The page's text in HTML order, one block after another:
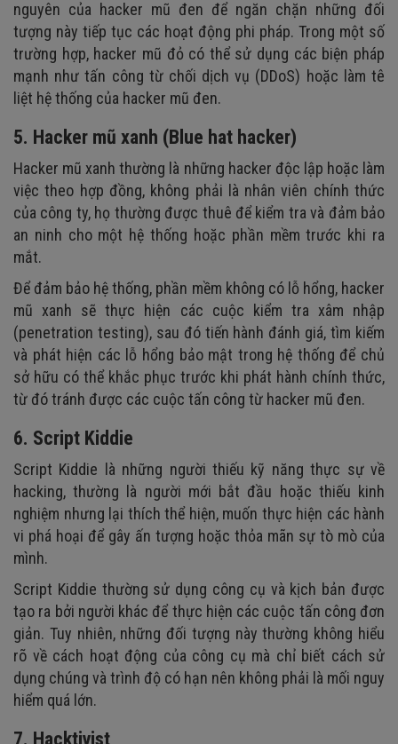
nguyên của hacker mũ đen để ngăn chặn những đối
tượng này tiếp tục các hoạt động phi pháp. Trong một số
trường hợp, hacker mũ đỏ có thể sử dụng các biện pháp
mạnh như tấn công từ chối dịch vụ (DDoS) hoặc làm tê
liệt hệ thống của hacker mũ đen.
5. Hacker mũ xanh (Blue hat hacker)
Hacker mũ xanh thường là những hacker độc lập hoặc làm
việc theo hợp đồng, không phải là nhân viên chính thức
của công ty, họ thường được thuê để kiểm tra và đảm bảo
an ninh cho một hệ thống hoặc phần mềm trước khi ra
mắt.
Để đảm bảo hệ thống, phần mềm không có lỗ hổng, hacker
mũ xanh sẽ thực hiện các cuộc kiểm tra xâm nhập
(penetration testing), sau đó tiến hành đánh giá, tìm kiếm
và phát hiện các lỗ hổng bảo mật trong hệ thống để chủ
sở hữu có thể khắc phục trước khi phát hành chính thức,
từ đó tránh được các cuộc tấn công từ hacker mũ đen.
6. Script Kiddie
Script Kiddie là những người thiếu kỹ năng thực sự về
hacking, thường là người mới bắt đầu hoặc thiếu kinh
nghiệm nhưng lại thích thể hiện, muốn thực hiện các hành
vi phá hoại để gây ấn tượng hoặc thỏa mãn sự tò mò của
mình.
Script Kiddie thường sử dụng công cụ và kịch bản được
tạo ra bởi người khác để thực hiện các cuộc tấn công đơn
giản. Tuy nhiên, những đối tượng này thường không hiểu
rõ về cách hoạt động của công cụ mà chỉ biết cách sử
dụng chúng và trình độ có hạn nên không phải là mối nguy
hiểm quá lớn.
7. Hacktivist